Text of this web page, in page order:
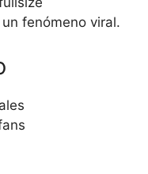
fenómeno viral.